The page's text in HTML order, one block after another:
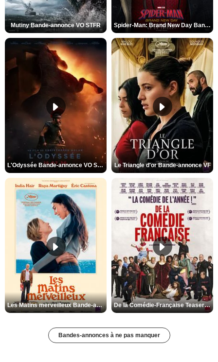
Mutiny Bande-annonce VO STFR Spider-Man: Brand New Day Bande-annonce VO STFR
L'Odyssée Bande-annonce VO STFR Le Triangle d'or Bande-annonce VF
Les Matins merveilleux Bande-annonce VF De la Comédie-Française Teaser VF
Bandes-annonces à ne pas manquer